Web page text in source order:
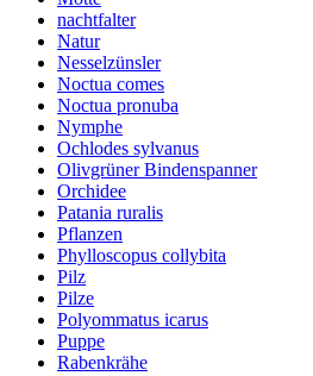
nachtfalter
Natur
Nesselzünsler
Noctua comes
Noctua pronuba
Nymphe
Ochlodes sylvanus
Olivgrüner Bindenspanner
Orchidee
Patania ruralis
Pflanzen
Phylloscopus collybita
Pilz
Pilze
Polyommatus icarus
Puppe
Rabenkrähe